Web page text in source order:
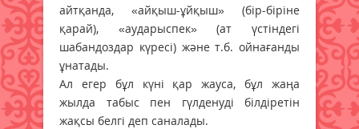
айтқанда, «айқыш-ұйқыш» (бір-біріне
қарай), «аударыспек» (ат үстіндегі
шабандоздар күресі) және т.б. ойнағанды
ұнатады.
Ал егер бұл күні қар жауса, бұл жаңа
жылда табыс пен гүлденуді білдіретін
жақсы белгі деп саналады.